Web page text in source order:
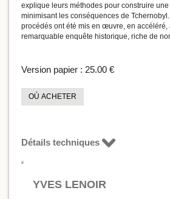
explique leurs méthodes pour construire
minimisant les conséquences de
procédés ont été mis en œuvre, en accéléré,
remarquable enquête historique, riche de
Version papier : 25.00 €
OÙ ACHETER
Détails techniques
YVES LENOIR